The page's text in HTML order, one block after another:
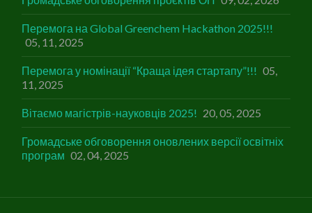
Перемога на Global Greenchem Hackathon 2025!!!
05, 11, 2025
Перемога у номінації “Краща ідея стартапу”!!! 05,
11, 2025
Вітаємо магістрів-науковців 2025! 20, 05, 2025
Громадське обговорення оновлених версії освітніх
програм 02, 04, 2025